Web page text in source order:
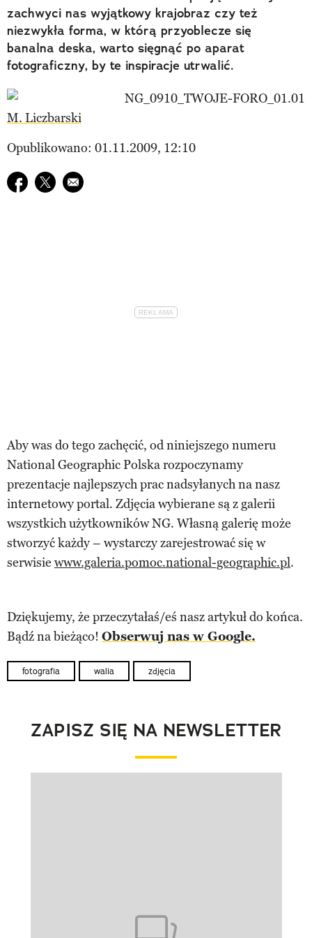
zachwyci nas wyjątkowy krajobraz czy też
niezwykła forma, w którą przyoblecze się
banalna deska, warto sięgnąć po aparat
fotograficzny, by te inspiracje utrwalić.
M. Liczbarski
Opublikowano: 01.11.2009, 12:10
Udostępnij na facebook
Udostępnij na twitter
E-mail do przyjaciela
Aby was do tego zachęcić, od niniejszego numeru
National Geographic Polska rozpoczynamy
prezentacje najlepszych prac nadsyłanych na nasz
internetowy portal. Zdjęcia wybierane są z galerii
wszystkich użytkowników NG. Własną galerię może
stworzyć każdy – wystarczy zarejestrować się w
serwisie www.galeria.pomoc.national-geographic.pl.
Dziękujemy, że przeczytałaś/eś nasz artykuł do końca.
Bądź na bieżąco! Obserwuj nas w Google.
fotografia walia zdjęcia
ZAPISZ SIĘ NA NEWSLETTER